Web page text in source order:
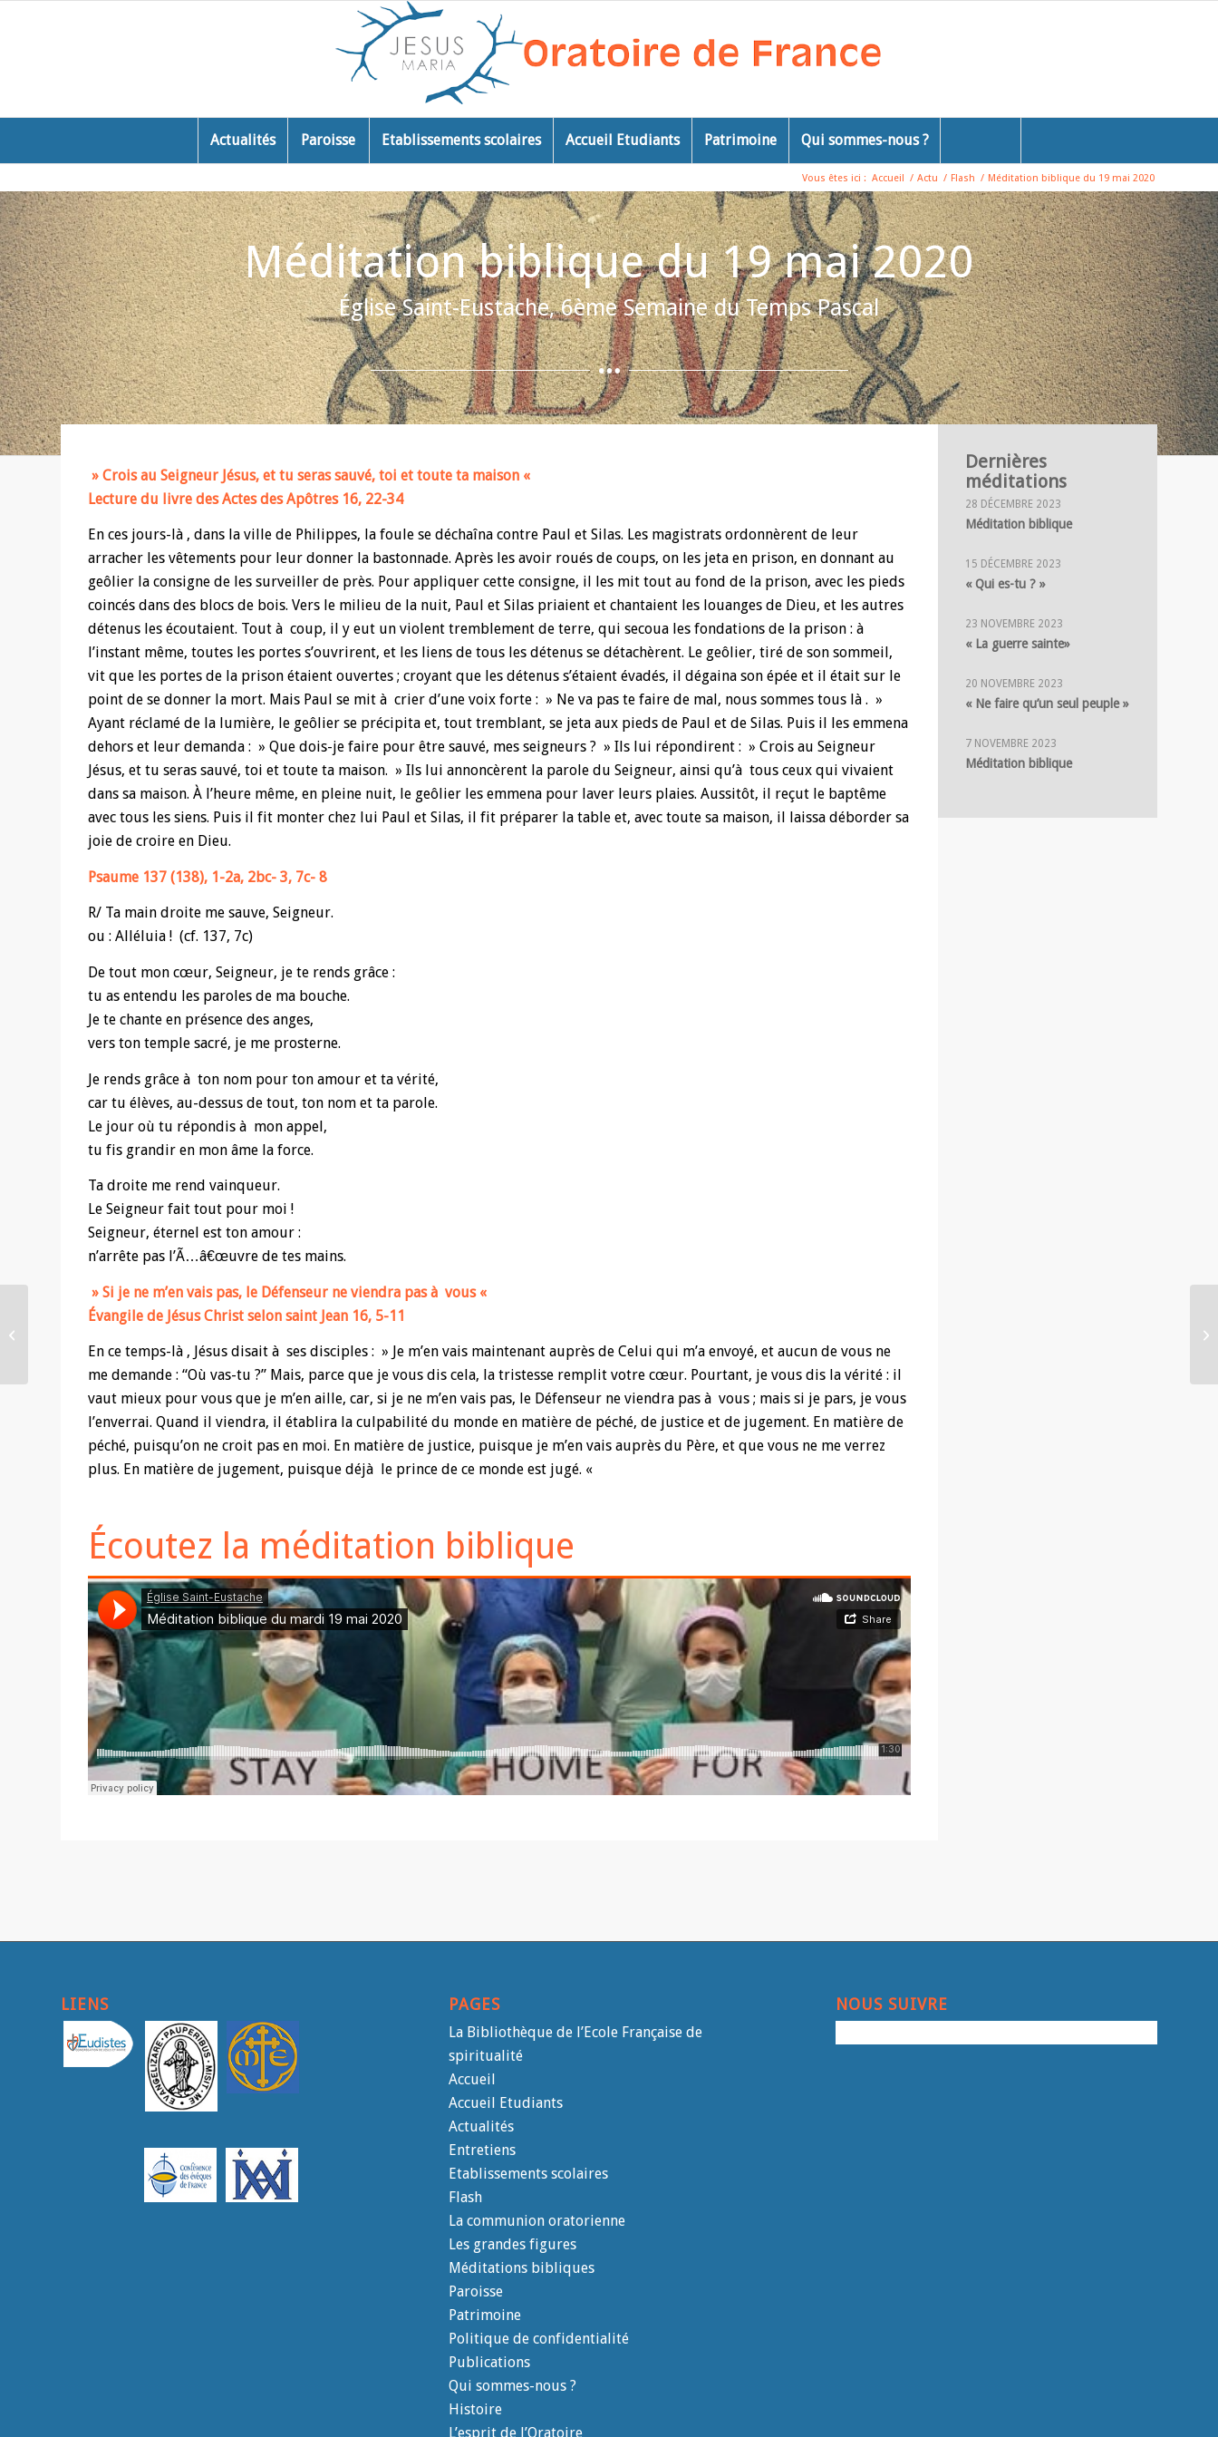
Actualités Paroisse Etablissements scolaires Accueil Etudiants Patrimoine Qui sommes-nous ?
Vous êtes ici : Accueil / Actu / Flash / Méditation biblique du 19 mai 2020
Méditation biblique du 19 mai 2020
Église Saint-Eustache, 6ème Semaine du Temps Pascal
» Crois au Seigneur Jésus, et tu seras sauvé, toi et toute ta maison «
Lecture du livre des Actes des Apôtres 16, 22-34
En ces jours-là , dans la ville de Philippes, la foule se déchaîna contre Paul et Silas. Les magistrats ordonnèrent de leur
arracher les vêtements pour leur donner la bastonnade. Après les avoir roués de coups, on les jeta en prison, en donnant au
geôlier la consigne de les surveiller de près. Pour appliquer cette consigne, il les mit tout au fond de la prison, avec les pieds
coincés dans des blocs de bois. Vers le milieu de la nuit, Paul et Silas priaient et chantaient les louanges de Dieu, et les autres
détenus les écoutaient. Tout à coup, il y eut un violent tremblement de terre, qui secoua les fondations de la prison : à
l’instant même, toutes les portes s’ouvrirent, et les liens de tous les détenus se détachèrent. Le geôlier, tiré de son sommeil,
vit que les portes de la prison étaient ouvertes ; croyant que les détenus s’étaient évadés, il dégaina son épée et il était sur le
point de se donner la mort. Mais Paul se mit à crier d’une voix forte : » Ne va pas te faire de mal, nous sommes tous là . »
Ayant réclamé de la lumière, le geôlier se précipita et, tout tremblant, se jeta aux pieds de Paul et de Silas. Puis il les emmena
dehors et leur demanda : » Que dois-je faire pour être sauvé, mes seigneurs ? » Ils lui répondirent : » Crois au Seigneur
Jésus, et tu seras sauvé, toi et toute ta maison. » Ils lui annoncèrent la parole du Seigneur, ainsi qu’à tous ceux qui vivaient
dans sa maison. À l’heure même, en pleine nuit, le geôlier les emmena pour laver leurs plaies. Aussitôt, il reçut le baptême
avec tous les siens. Puis il fit monter chez lui Paul et Silas, il fit préparer la table et, avec toute sa maison, il laissa déborder sa
joie de croire en Dieu.
Psaume 137 (138), 1-2a, 2bc- 3, 7c- 8
R/ Ta main droite me sauve, Seigneur.
ou : Alléluia ! (cf. 137, 7c)
De tout mon cœur, Seigneur, je te rends grâce :
tu as entendu les paroles de ma bouche.
Je te chante en présence des anges,
vers ton temple sacré, je me prosterne.
Je rends grâce à ton nom pour ton amour et ta vérité,
car tu élèves, au-dessus de tout, ton nom et ta parole.
Le jour où tu répondis à mon appel,
tu fis grandir en mon âme la force.
Ta droite me rend vainqueur.
Le Seigneur fait tout pour moi !
Seigneur, éternel est ton amour :
n’arrête pas l’Ã…â€œuvre de tes mains.
» Si je ne m’en vais pas, le Défenseur ne viendra pas à vous «
Évangile de Jésus Christ selon saint Jean 16, 5-11
En ce temps-là , Jésus disait à ses disciples : » Je m’en vais maintenant auprès de Celui qui m’a envoyé, et aucun de vous ne
me demande : “Où vas-tu ?” Mais, parce que je vous dis cela, la tristesse remplit votre cœur. Pourtant, je vous dis la vérité : il
vaut mieux pour vous que je m’en aille, car, si je ne m’en vais pas, le Défenseur ne viendra pas à vous ; mais si je pars, je vous
l’enverrai. Quand il viendra, il établira la culpabilité du monde en matière de péché, de justice et de jugement. En matière de
péché, puisqu’on ne croit pas en moi. En matière de justice, puisque je m’en vais auprès du Père, et que vous ne me verrez
plus. En matière de jugement, puisque déjà le prince de ce monde est jugé. «
Écoutez la méditation biblique
Dernières
méditations
28 DÉCEMBRE 2023
Méditation biblique
15 DÉCEMBRE 2023
« Qui es-tu ? »
23 NOVEMBRE 2023
« La guerre sainte»
20 NOVEMBRE 2023
« Ne faire qu’un seul peuple »
7 NOVEMBRE 2023
Méditation biblique
LIENS PAGES
La Bibliothèque de l’Ecole Française de
spiritualité
Accueil
Accueil Etudiants
Actualités
Entretiens
Etablissements scolaires
Flash
La communion oratorienne
Les grandes figures
Méditations bibliques
Paroisse
Patrimoine
Politique de confidentialité
Publications
Qui sommes-nous ?
Histoire
L’esprit de l’Oratoire
NOUS SUIVRE
Méditation biblique du
14 mai 2020